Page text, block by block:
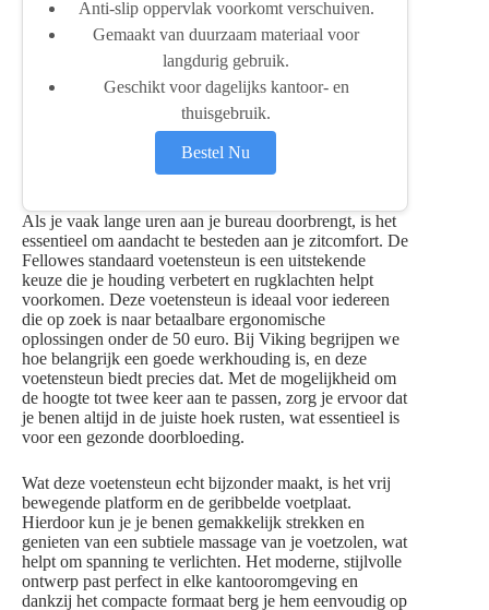
Anti-slip oppervlak voorkomt verschuiven.
Gemaakt van duurzaam materiaal voor
langdurig gebruik.
Geschikt voor dagelijks kantoor- en
thuisgebruik.
Bestel Nu
Als je vaak lange uren aan je bureau doorbrengt, is het
essentieel om aandacht te besteden aan je zitcomfort. De
Fellowes standaard voetensteun is een uitstekende
keuze die je houding verbetert en rugklachten helpt
voorkomen. Deze voetensteun is ideaal voor iedereen
die op zoek is naar betaalbare ergonomische
oplossingen onder de 50 euro. Bij Viking begrijpen we
hoe belangrijk een goede werkhouding is, en deze
voetensteun biedt precies dat. Met de mogelijkheid om
de hoogte tot twee keer aan te passen, zorg je ervoor dat
je benen altijd in de juiste hoek rusten, wat essentieel is
voor een gezonde doorbloeding.
Wat deze voetensteun echt bijzonder maakt, is het vrij
bewegende platform en de geribbelde voetplaat.
Hierdoor kun je je benen gemakkelijk strekken en
genieten van een subtiele massage van je voetzolen, wat
helpt om spanning te verlichten. Het moderne, stijlvolle
ontwerp past perfect in elke kantooromgeving en
dankzij het compacte formaat berg je hem eenvoudig op